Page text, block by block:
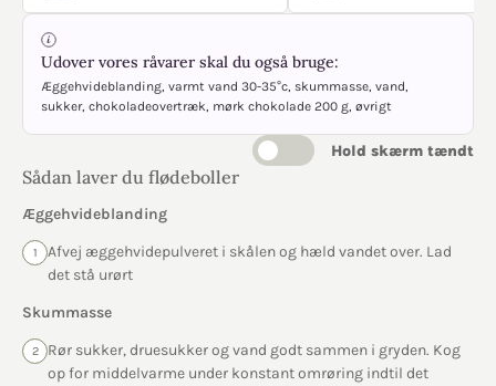
Udover vores råvarer skal du også bruge:
Æggehvideblanding, varmt vand 30-35°c, skummasse, vand,
sukker, chokoladeovertræk, mørk chokolade 200 g, øvrigt
Hold skærm tændt
Sådan laver du flødeboller
Æggehvideblanding
1
Afvej æggehvidepulveret i skålen og hæld vandet over. Lad
det stå urørt
Skummasse
2
Rør sukker, druesukker og vand godt sammen i gryden. Kog
op for middelvarme under konstant omrøring indtil det